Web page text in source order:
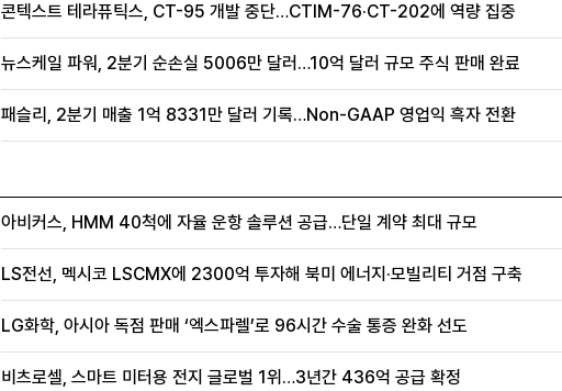
콘텍스트 테라퓨틱스, CT-95 개발 중단…CTIM-76·CT-202에 역량 집중
뉴스케일 파워, 2분기 순손실 5006만 달러…10억 달러 규모 주식 판매 완료
패슬리, 2분기 매출 1억 8331만 달러 기록…Non-GAAP 영업익 흑자 전환
아비커스, HMM 40척에 자율 운항 솔루션 공급…단일 계약 최대 규모
LS전선, 멕시코 LSCMX에 2300억 투자해 북미 에너지·모빌리티 거점 구축
LG화학, 아시아 독점 판매 ‘엑스파렐’로 96시간 수술 통증 완화 선도
비츠로셀, 스마트 미터용 전지 글로벌 1위…3년간 436억 공급 확정